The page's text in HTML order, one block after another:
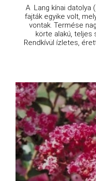
A Lang kínai datolya
fajták egyike volt,
vontak. Termése
körte alakú, teljes
Rendkívül ízletes,